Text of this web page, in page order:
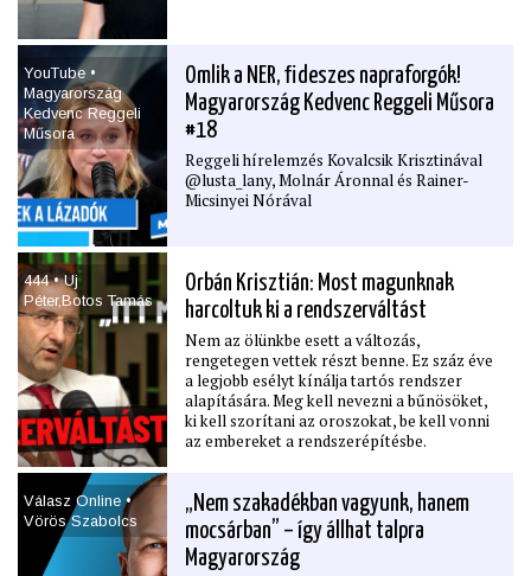
YouTube •
Magyarország
Kedvenc Reggeli
Műsora
Omlik a NER, ﬁdeszes napraforgók!
Magyarország Kedvenc Reggeli Műsora
#18
Reggeli hírelemzés Kovalcsik Krisztinával
@lusta_lany, Molnár Áronnal és Rainer-
Micsinyei Nórával
444 • Uj
Péter,Botos Tamás
Orbán Krisztián: Most magunknak
harcoltuk ki a rendszerváltást
Nem az ölünkbe esett a változás,
rengetegen vettek részt benne. Ez száz éve
a legjobb esélyt kínálja tartós rendszer
alapítására. Meg kell nevezni a bűnösöket,
ki kell szorítani az oroszokat, be kell vonni
az embereket a rendszerépítésbe.
Válasz Online •
Vörös Szabolcs
„Nem szakadékban vagyunk, hanem
mocsárban” – így állhat talpra
Magyarország